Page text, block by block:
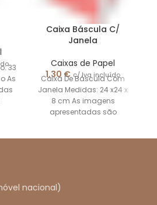
33
As
Caixa Báscula C/
Janela
Caixas de Papel
1,30 € c/ Iva incluído
Caixa De Báscula Com
Janela Medidas: 24 x24 x
8 cm As imagens
apresentadas são
nacional)